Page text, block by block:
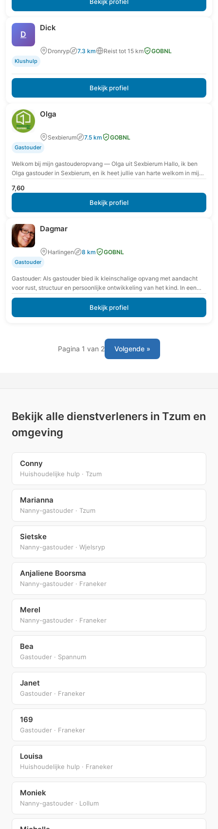
D
Dick
Dronryp 7.3 km Reist tot 15 km GOBNL
Klushulp
Bekijk profiel
Olga
Sexbierum 7.5 km GOBNL
Gastouder
Welkom bij mijn gastouderopvang — Olga uit Sexbierum Hallo, ik ben
Olga gastouder in Sexbierum, en ik heet jullie van harte welkom in mijn
7,60
Bekijk profiel
Dagmar
Harlingen 8 km GOBNL
Gastouder
Gastouder: Als gastouder bied ik kleinschalige opvang met aandacht
voor rust, structuur en persoonlijke ontwikkeling van het kind. In een
veilige en vertrouwde omgeving krijgt…
Bekijk profiel
Pagina 1 van 2 Volgende »
Bekijk alle dienstverleners in Tzum en
omgeving
Conny
Huishoudelijke hulp · Tzum
Marianna
Nanny-gastouder · Tzum
Sietske
Nanny-gastouder · Wjelsryp
Anjaliene Boorsma
Nanny-gastouder · Franeker
Merel
Nanny-gastouder · Franeker
Bea
Gastouder · Spannum
Janet
Gastouder · Franeker
169
Gastouder · Franeker
Louisa
Huishoudelijke hulp · Franeker
Moniek
Nanny-gastouder · Lollum